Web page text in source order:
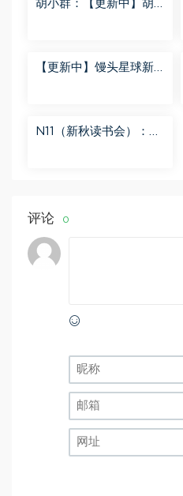
胡小群：【更新中】胡
【更新中】馒头星球新
N11（新秋读书会）：
评论 0